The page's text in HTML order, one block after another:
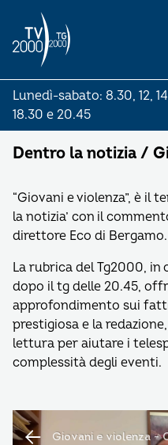
Lunedì-sabato: 8.30, 12,
18.30 e 20.45
Dentro la notizia /
“Giovani e violenza”, è il
la notizia’ con il
direttore Eco di Bergamo.
La rubrica del Tg2000, in
dopo il tg delle 20.45,
approfondimento sui
prestigiosa e la
lettura per aiutare i
complessità degli eventi.